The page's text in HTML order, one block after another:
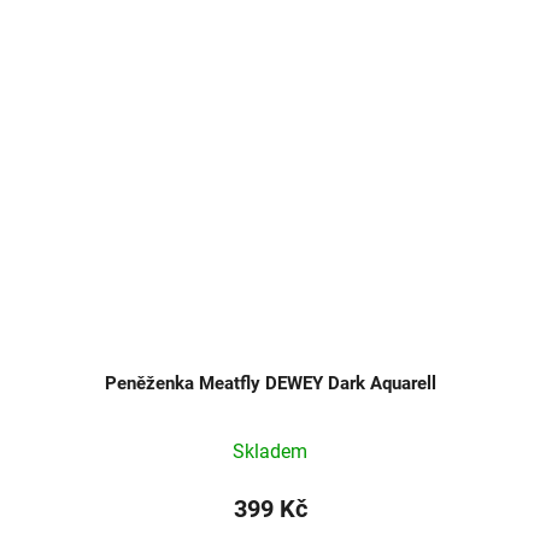
Peněženka Meatfly DEWEY Dark Aquarell
Skladem
399 Kč